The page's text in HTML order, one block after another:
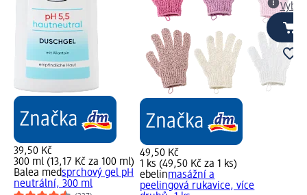
39,50 Kč
300 ml (13,17 Kč za 100 ml)
Balea medsprchový gel pH
neutrální, 300 ml
49,50 Kč
1 ks (49,50 Kč za 1 ks)
ebelinmasážní a
peelingová rukavice, více